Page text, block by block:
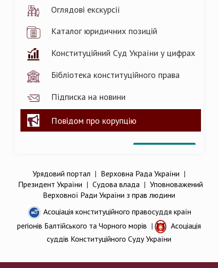
Оглядові екскурсії
Каталог юридичних позицій
Конституційний Суд України у цифрах
Бібліотека конституційного права
Підписка на новини
Повідом про корупцію
Урядовий портал | Верховна Рада України |
Президент України | Судова влада| Уповноважений
Верховної Ради України з прав людини
Асоціація конституційного правосуддя країн
регіонів Балтійського та Чорного морів |
Асоціація
суддів Конституційного Суду України